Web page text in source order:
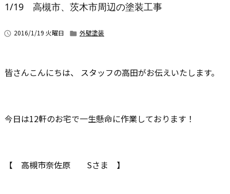
1/19 高槻市、茨木市周辺の塗装工事
 2016/1/19 火曜日  外壁塗装
皆さんこんにちは、 スタッフの高田がお伝えいたします。
今日は12軒のお宅で一生懸命に作業しております！
【 高槻市奈佐原 Sさま 】